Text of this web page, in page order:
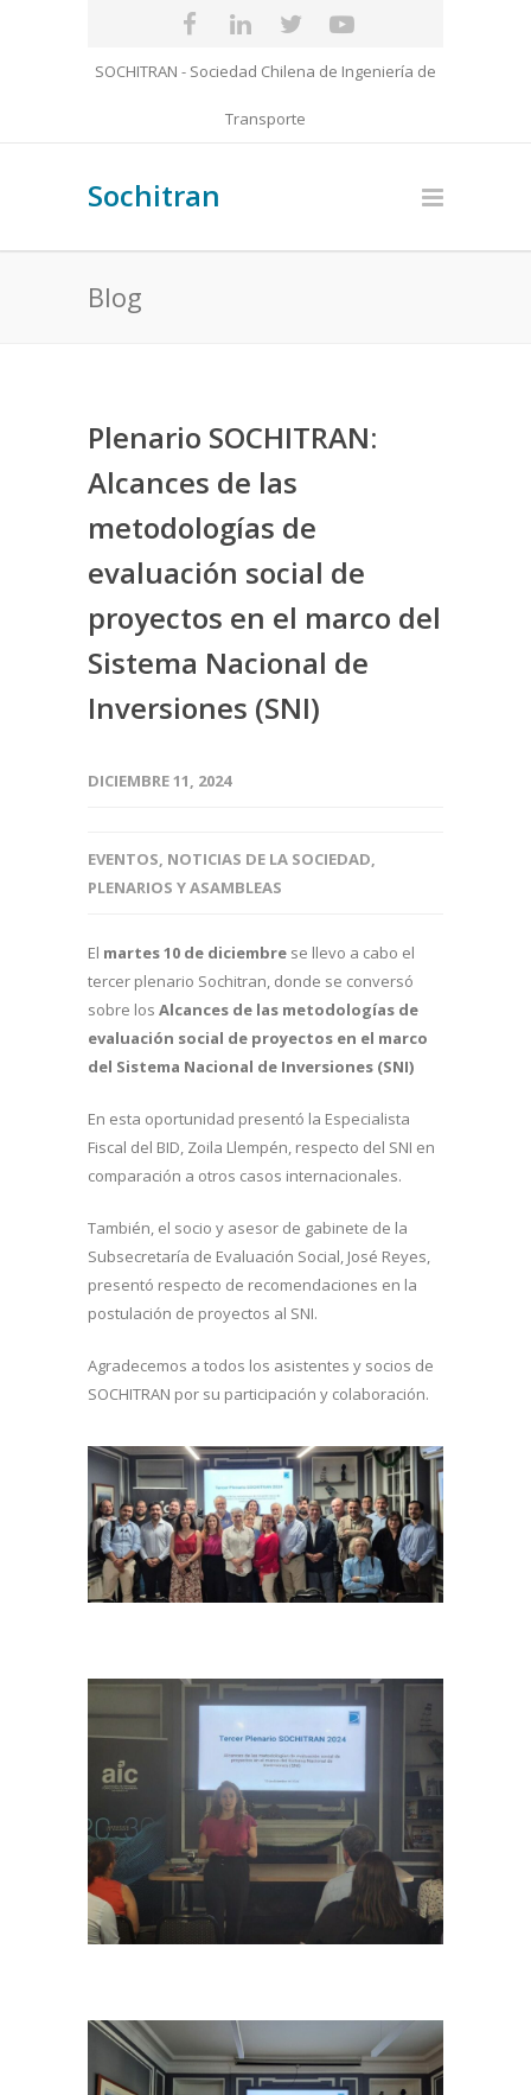
SOCHITRAN - Sociedad Chilena de Ingeniería de
Transporte
Sochitran
Blog
Plenario SOCHITRAN:
Alcances de las
metodologías de
evaluación social de
proyectos en el marco del
Sistema Nacional de
Inversiones (SNI)
DICIEMBRE 11, 2024
EVENTOS, NOTICIAS DE LA SOCIEDAD,
PLENARIOS Y ASAMBLEAS
El martes 10 de diciembre se llevo a cabo el
tercer plenario Sochitran, donde se conversó
sobre los Alcances de las metodologías de
evaluación social de proyectos en el marco
del Sistema Nacional de Inversiones (SNI)
En esta oportunidad presentó la Especialista
Fiscal del BID, Zoila Llempén, respecto del SNI en
comparación a otros casos internacionales.
También, el socio y asesor de gabinete de la
Subsecretaría de Evaluación Social, José Reyes,
presentó respecto de recomendaciones en la
postulación de proyectos al SNI.
Agradecemos a todos los asistentes y socios de
SOCHITRAN por su participación y colaboración.